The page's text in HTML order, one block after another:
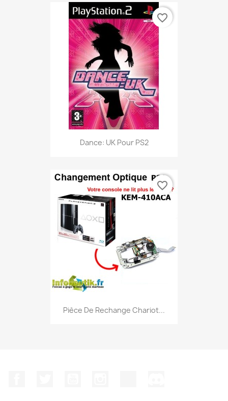
Dance: UK Pour PS2
favorite_border
Pièce De Rechange Chariot...
favorite_border